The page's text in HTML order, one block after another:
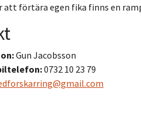
förtära egen fika finns en
Gun Jacobsson
0732 10 23 79